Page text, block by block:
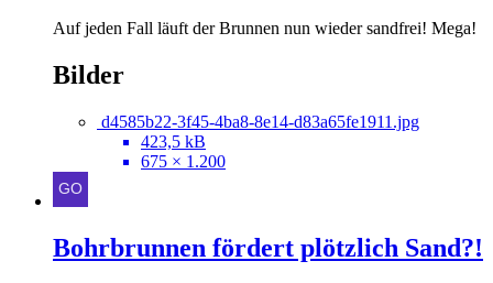
Auf jeden Fall läuft der Brunnen nun wieder sandfrei! Mega!
Bilder
d4585b22-3f45-4ba8-8e14-d83a65fe1911.jpg
423,5 kB
675 × 1.200
Bohrbrunnen fördert plötzlich Sand?!